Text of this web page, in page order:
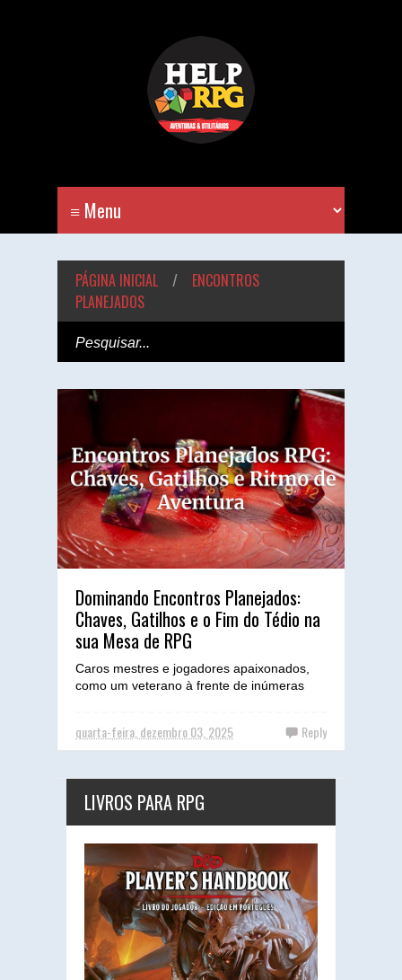
PÁGINA INICIAL /
ENCONTROS
PLANEJADOS
Dominando Encontros Planejados:
Chaves, Gatilhos e o Fim do Tédio na
sua Mesa de RPG
Caros mestres e jogadores apaixonados,
como um veterano à frente de inúmeras
quarta-feira, dezembro 03, 2025 Reply
LIVROS PARA RPG